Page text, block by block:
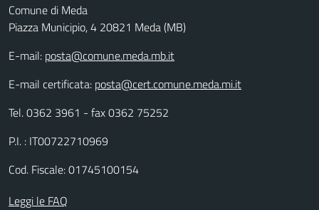
Comune di Meda
Piazza Municipio, 4 20821 Meda (MB)
E-mail: posta@comune.meda.mb.it
E-mail certificata: posta@cert.comune.meda.mi.it
Tel. 0362 3961 - fax 0362 75252
P.I. : IT00722710969
Cod. Fiscale: 01745100154
Leggi le FAQ